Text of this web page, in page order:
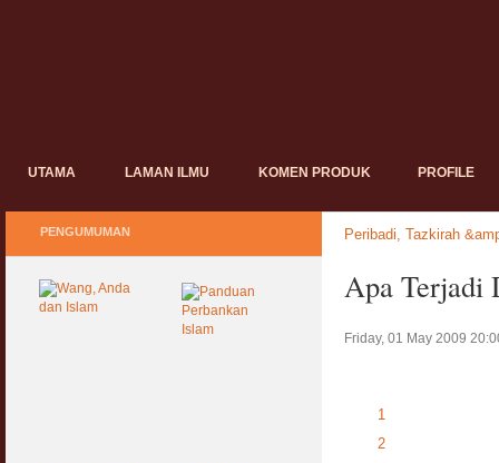
UTAMA LAMAN ILMU KOMEN PRODUK PROFILE
Peribadi, Tazkirah
Apa Terjadi
Friday, 01 May 2009
1
2
PENGUMUMAN